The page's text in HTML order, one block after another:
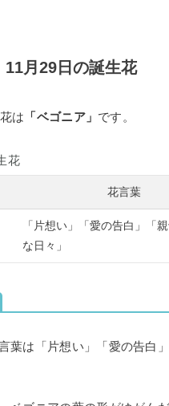
11月29日の誕生花
は 「ベゴニア」 です。
花
花言葉
「片想い」「愛の告白」「
な日々」
葉は「片想い」「愛の告白